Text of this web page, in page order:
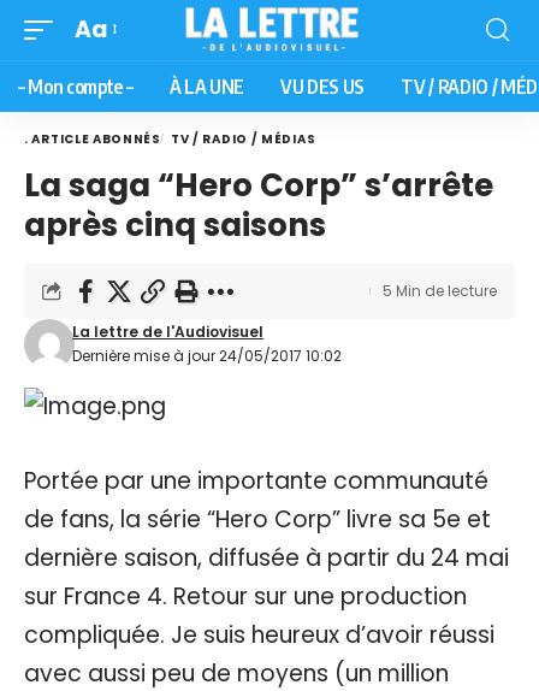
Aa
– Mon compte – À LA UNE VU DES US TV / RADIO /
. ARTICLE ABONNÉS TV / RADIO / MÉDIAS
La saga “Hero Corp” s’arrête
après cinq saisons
Dernière mise à jour 24/05/2017 10:02
La lettre de l'Audiovisuel
5 Min de lecture
Portée par une importante communauté
de fans, la série “Hero Corp” livre sa 5e et
dernière saison, diffusée à partir du 24 mai
sur France 4. Retour sur une production
compliquée. Je suis heureux d’avoir réussi
avec aussi peu de moyens (un million